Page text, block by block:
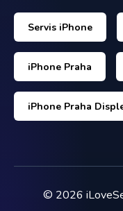
Servis iPhone
iPhone Praha
iPhone Praha
© 2026